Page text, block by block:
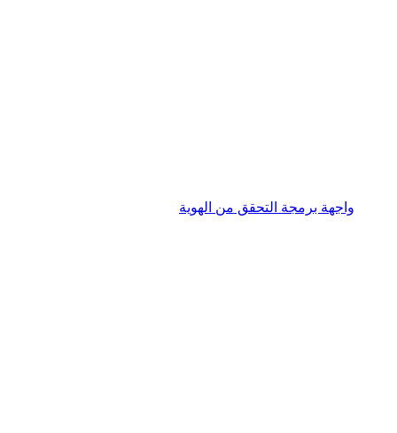
واجهة برمجة التحقق من الهوية